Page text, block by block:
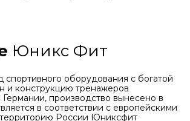
Юникс Фит
оборудования с богатой
и конструкцию тренажеров
производство вынесено в
в соответствии с европейскими
России Юниксфит